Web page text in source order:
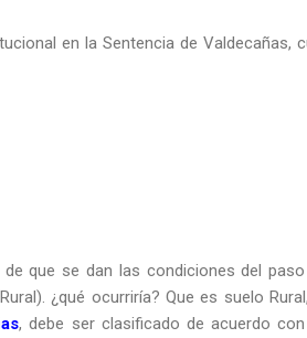
en la Sentencia de Valdecañas,
que se dan las condiciones del
¿qué ocurriría? Que es suelo
, debe ser clasificado de acuerdo